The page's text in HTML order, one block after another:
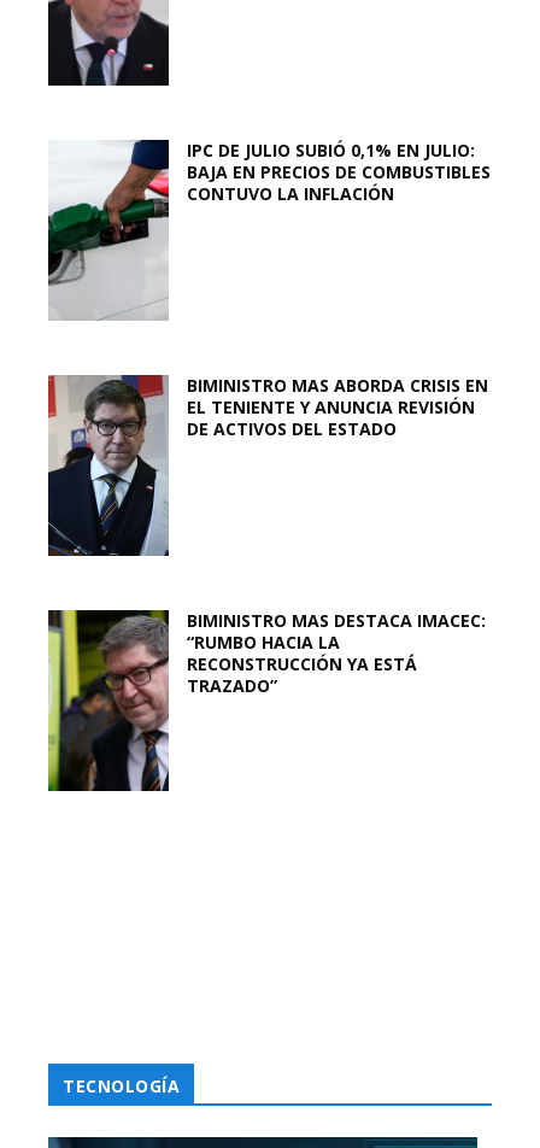
IPC DE JULIO SUBIÓ 0,1% EN JULIO:
BAJA EN PRECIOS DE COMBUSTIBLES
CONTUVO LA INFLACIÓN
BIMINISTRO MAS ABORDA CRISIS EN
EL TENIENTE Y ANUNCIA REVISIÓN
DE ACTIVOS DEL ESTADO
BIMINISTRO MAS DESTACA IMACEC:
“RUMBO HACIA LA
RECONSTRUCCIÓN YA ESTÁ
TRAZADO”
TECNOLOGÍA